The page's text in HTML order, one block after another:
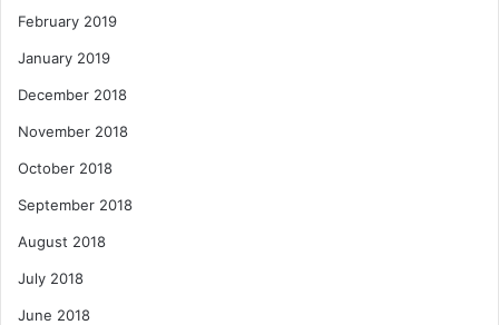
February 2019
January 2019
December 2018
November 2018
October 2018
September 2018
August 2018
July 2018
June 2018